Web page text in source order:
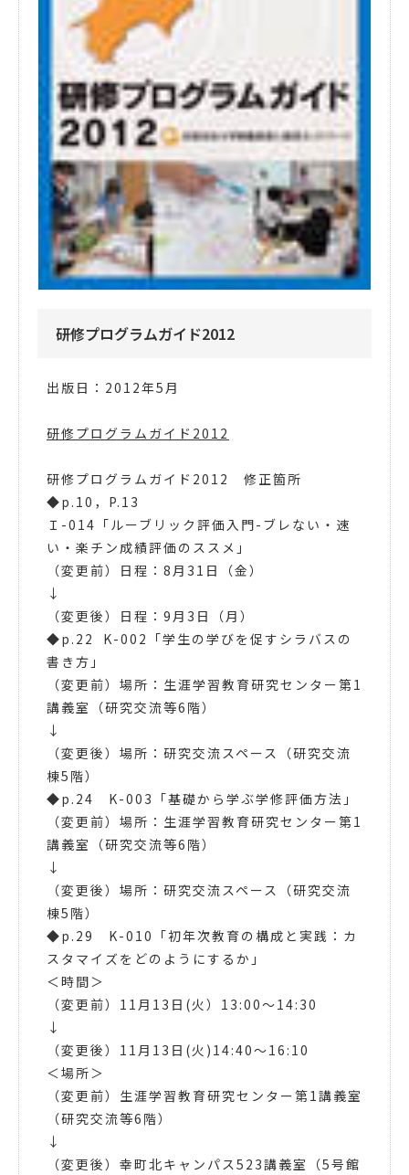
研修プログラムガイド2012
出版日：2012年5月
研修プログラムガイド2012
研修プログラムガイド2012 修正箇所
◆p.10，P.13
Ｉ-014「ルーブリック評価入門-ブレない・速
い・楽チン成績評価のススメ」
（変更前）日程：8月31日（金）
↓
（変更後） 日程：9月3日（月）
◆p.22 K-002「学生の学びを促すシラバスの
書き方」
（変更前）場所：生涯学習教育研究センター第1
講義室（研究交流等6階）
↓
（変更後）場所：研究交流スペース（研究交流
棟5階）
◆p.24 K-003「基礎から学ぶ学修評価方法」
（変更前）場所：生涯学習教育研究センター第1
講義室（研究交流等6階）
↓
（変更後）場所：研究交流スペース（研究交流
棟5階）
◆p.29 K-010「初年次教育の構成と実践：カ
スタマイズをどのようにするか」
＜時間＞
（変更前）11月13日(火）13:00～14:30
↓
（変更後）11月13日(火)14:40～16:10
＜場所＞
（変更前）生涯学習教育研究センター第1講義室
（研究交流等6階）
↓
（変更後）幸町北キャンパス523講義室（5号館